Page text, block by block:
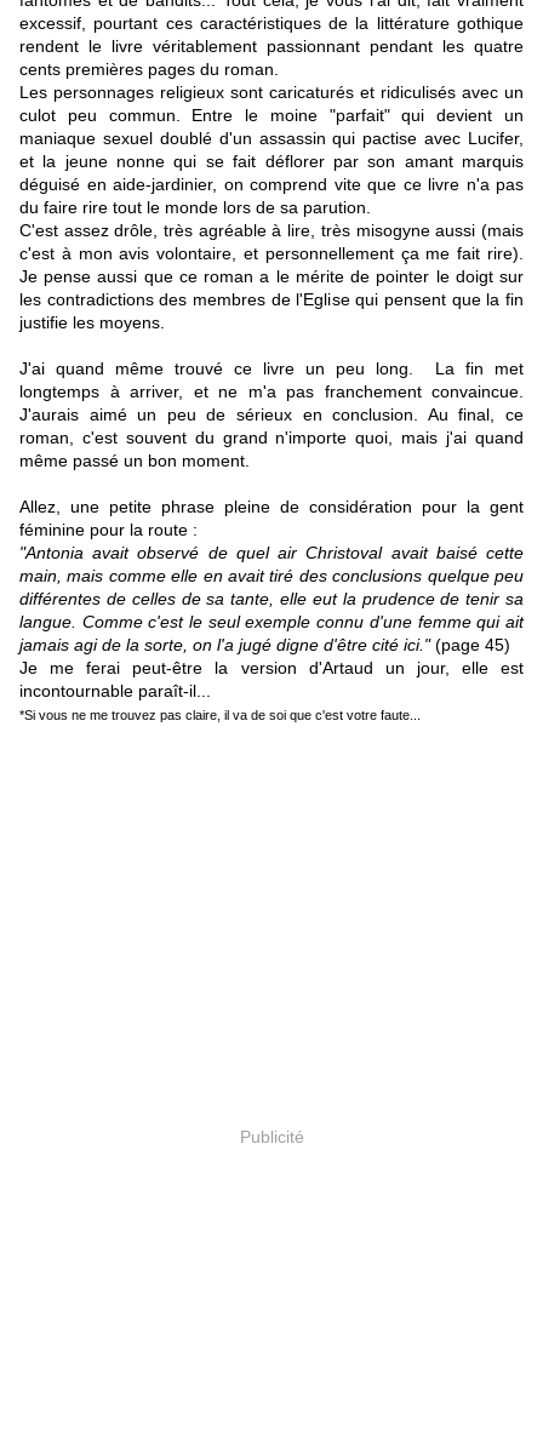
excessif, pourtant ces caractéristiques de la littérature gothique
rendent le livre véritablement passionnant pendant les quatre
cents premières pages du roman
Les personnages religieux sont caricaturés et ridiculisés avec un
culot peu commun. Entre le moine "parfait" qui devient un
maniaque sexuel doublé d'un assassin qui pactise avec Lucifer,
et la jeune nonne qui se fait déflorer par son amant marquis
déguisé en aide-jardinier, on comprend vite que ce livre n'a pas
du faire rire tout le monde lors de sa parution.
C'est assez drôle, très agréable à lire, très misogyne aussi (mais
c'est à mon avis volontaire, et personnellement ça me fait rire).
Je pense aussi que ce roman a le mérite de pointer le doigt sur
les contradictions des membres de l'Eglise qui pensent que la fin
justifie les moyens.
J'ai quand même trouvé ce livre un peu long.
La fin met
longtemps à arriver, et ne m'a pas franchement convaincue.
J'aurais aimé un peu de sérieux en conclusion. Au final, ce
roman, c'est souvent du grand n'importe quoi, mais j'ai quand
même passé un bon moment.
Allez, une petite phrase pleine de considération pour la gent
féminine pour la route :
"Antonia avait observé de quel air Christoval avait baisé cette
main, mais comme elle en avait tiré des conclusions quelque peu
différentes de celles de sa tante, elle eut la prudence de tenir sa
langue. Comme c'est le seul exemple connu d'une femme qui ait
jamais agi de la sorte, on l'a jugé digne d'être cité ici."(page 45)
Je me ferai peut-être la version d'Artaud un jour, elle est
incontournable paraît-il...
*Si vous ne me trouvez pas claire, il va de soi que c'est votre faute...
Publicité